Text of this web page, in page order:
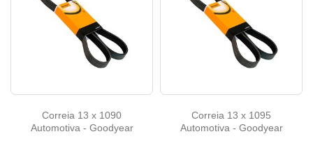
Correia 13 x 1090
Automotiva - Goodyear
Correia 13 x 1095
Automotiva - Goodyear